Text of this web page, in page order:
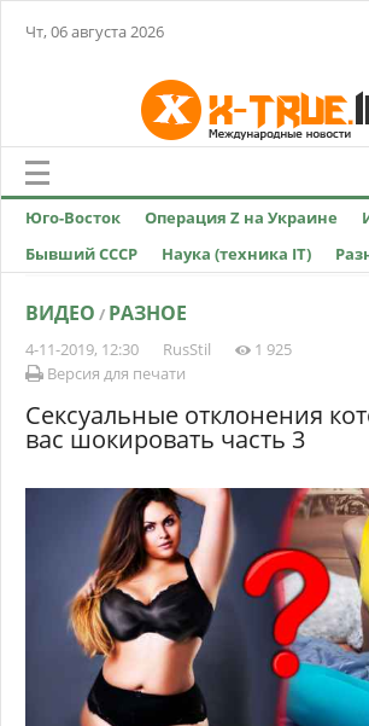
Чт, 06 августа 2026
Юго-Восток Операция Z на Украине
Бывший СССР
Наука (техника IT)
ВИДЕО / РАЗНОЕ
4-11-2019, 12:30 RusStil
1 925
Версия для печати
Сексуальные отклонения
вас шокировать часть 3